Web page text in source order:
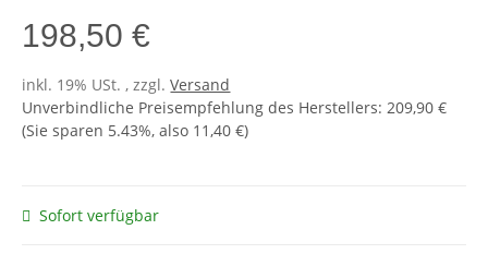
198,50 €
inkl. 19% USt. , zzgl.Versand
Unverbindliche Preisempfehlung des Herstellers:209,90 €
(Sie sparen 5.43%, also 11,40 €)
Sofort verfügbar